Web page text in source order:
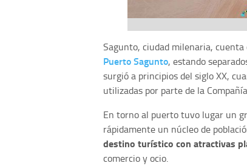
Sagunto, ciudad milenaria, cuenta
Puerto Sagunto, estando
surgió a principios del siglo XX,
utilizadas por parte de la
En torno al puerto tuvo lugar un
rápidamente un núcleo de
destino turístico con atractivas
comercio y ocio.